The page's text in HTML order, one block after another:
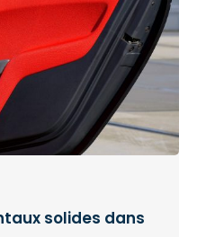
solides dans